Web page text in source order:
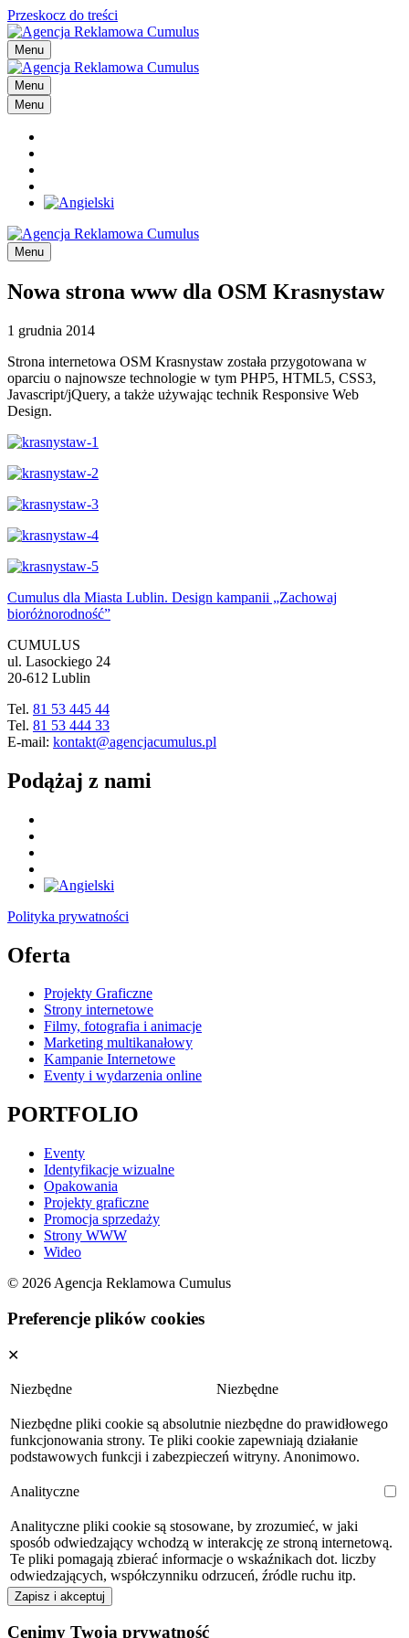
Przeskocz do treści
Menu
Menu
Menu
Menu
Nowa strona www dla OSM Krasnystaw
1 grudnia 2014
Strona internetowa OSM Krasnystaw została przygotowana w
oparciu o najnowsze technologie w tym PHP5, HTML5, CSS3,
Javascript/jQuery, a także używając technik Responsive Web
Design.
Cumulus dla Miasta Lublin. Design kampanii „Zachowaj
bioróżnorodność”
CUMULUS
ul. Lasockiego 24
20-612 Lublin
Tel. 81 53 445 44
Tel. 81 53 444 33
E-mail: kontakt@agencjacumulus.pl
Podążaj z nami
Polityka prywatności
Oferta
Projekty Graficzne
Strony internetowe
Filmy, fotografia i animacje
Marketing multikanałowy
Kampanie Internetowe
Eventy i wydarzenia online
PORTFOLIO
Eventy
Identyfikacje wizualne
Opakowania
Projekty graficzne
Promocja sprzedaży
Strony WWW
Wideo
© 2026 Agencja Reklamowa Cumulus
Preferencje plików cookies
✕
Niezbędne Niezbędne
Niezbędne pliki cookie są absolutnie niezbędne do prawidłowego
funkcjonowania strony. Te pliki cookie zapewniają działanie
podstawowych funkcji i zabezpieczeń witryny. Anonimowo.
Analityczne
Analityczne pliki cookie są stosowane, by zrozumieć, w jaki
sposób odwiedzający wchodzą w interakcję ze stroną internetową.
Te pliki pomagają zbierać informacje o wskaźnikach dot. liczby
odwiedzających, współczynniku odrzuceń, źródle ruchu itp.
Zapisz i akceptuj
Cenimy Twoją prywatność